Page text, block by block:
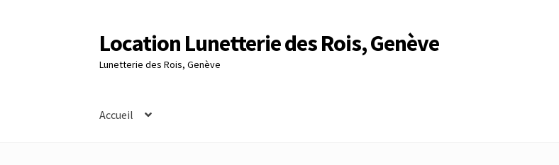
Aller
à
la
Aller
au
contenu
Location Lunetterie des Rois, Genève
Lunetterie des Rois, Genève
Accueil